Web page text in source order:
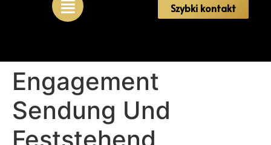
Szybki kontakt
Engagement
Sendung Und